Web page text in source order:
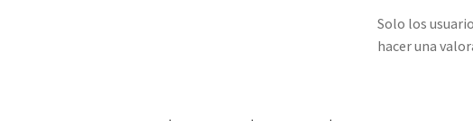
Solo los
hacer una